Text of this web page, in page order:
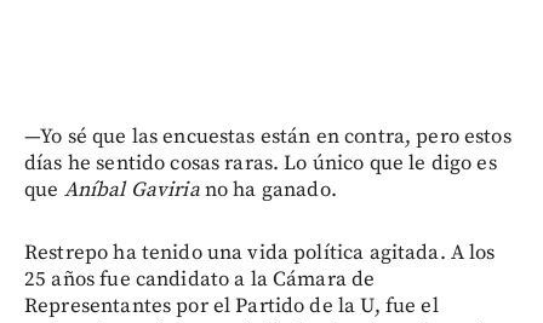
—Yo sé que las encuestas están en contra, pero estos
días he sentido cosas raras. Lo único que le digo es
que Aníbal Gaviriano ha ganado.
Restrepo ha tenido una vida política agitada. A los
25 años fue candidato a la Cámara de
Representantes por el Partido de la U, fue el